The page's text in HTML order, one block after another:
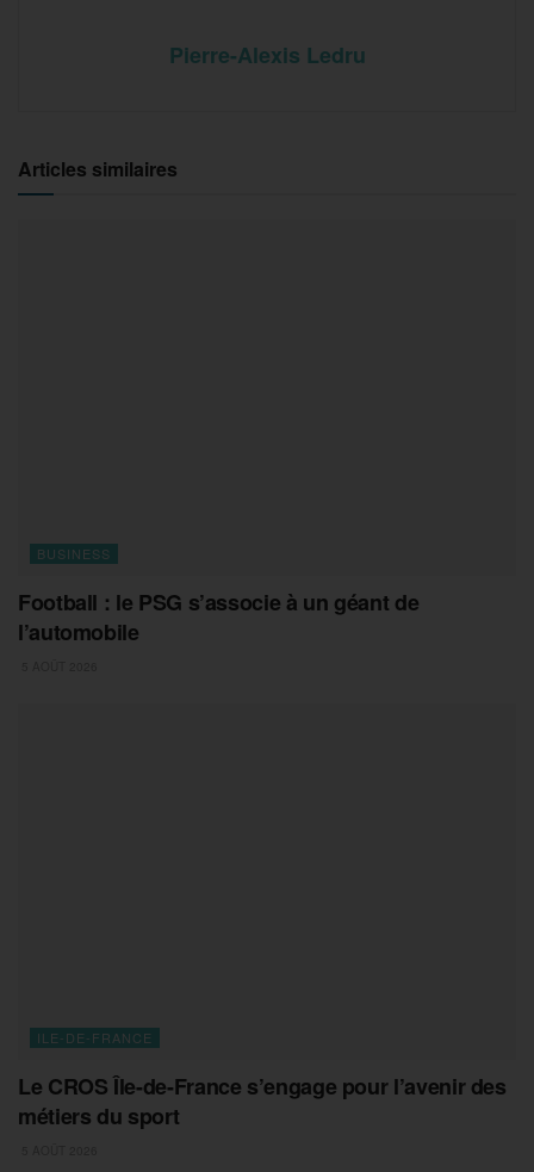
Pierre-Alexis Ledru
Articles similaires
BUSINESS
Football : le PSG s’associe à un géant de
l’automobile
ILE-DE-FRANCE
Le CROS Île-de-France s’engage pour l’avenir des
métiers du sport